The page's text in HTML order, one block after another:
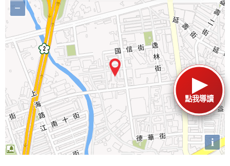
點我導讀
−
i